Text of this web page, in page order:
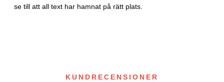
se till att all text har hamnat på rätt plats.
KUNDRECENSIONER